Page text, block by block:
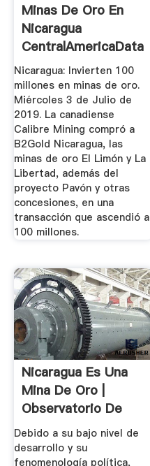
Minas De Oro En
Nicaragua
CentralAmericaData
:: Central ...
Nicaragua: Invierten 100
millones en minas de oro.
Miércoles 3 de Julio de
2019. La canadiense
Calibre Mining compró a
B2Gold Nicaragua, las
minas de oro El Limón y La
Libertad, además del
proyecto Pavón y otras
concesiones, en una
transacción que ascendió a
100 millones.
Nicaragua Es Una
Mina De Oro |
Observatorio De
Conflictos ...
Debido a su bajo nivel de
desarrollo y su
fenomenología política,